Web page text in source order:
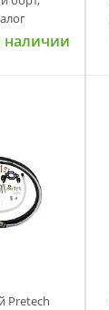
наличии
Pretech